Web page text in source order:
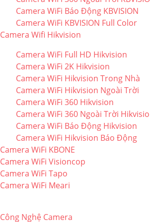
Camera WiFi Báo Động KBVISION
Camera WiFi KBVISION Full Color
Camera Wifi Hikvision
Camera WiFi Full HD Hikvision
Camera WiFi 2K Hikvision
Camera WiFi Hikvision Trong Nhà
Camera WiFi Hikvision Ngoài Trời
Camera WiFi 360 Hikvision
Camera WiFi 360 Ngoài Trời
Camera WiFi Báo Động Hikvision
Camera WiFi Hikvision Báo Động
Camera WiFi KBONE
Camera WiFi Visioncop
Camera WiFi Tapo
Camera WiFi Meari
Công Nghệ Camera